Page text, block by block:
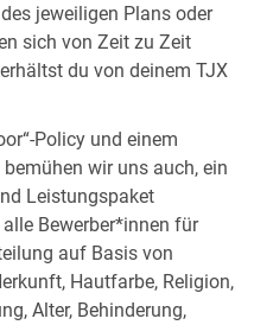
jeweiligen Plans oder
sich von Zeit zu Zeit
du von deinem TJX
Policy und einem
wir uns auch, ein
Leistungspaket
Bewerber*innen für
auf Basis von
Hautfarbe, Religion,
Alter, Behinderung,